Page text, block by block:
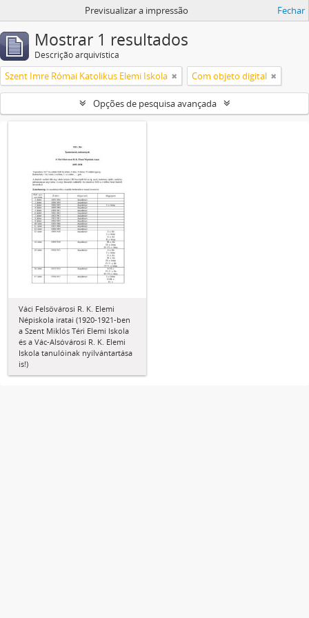
Previsualizar a impressão Fechar
Mostrar 1 resultados
Descrição arquivística
Szent Imre Római Katolikus Elemi Iskola Com objeto digital
Opções de pesquisa avançada
Váci Felsővárosi R. K. Elemi
Népiskola iratai (1920-1921-ben
a Szent Miklós Téri Elemi Iskola
és a Vác-Alsóvárosi R. K. Elemi
Iskola tanulóinak nyilvántartása
is!)